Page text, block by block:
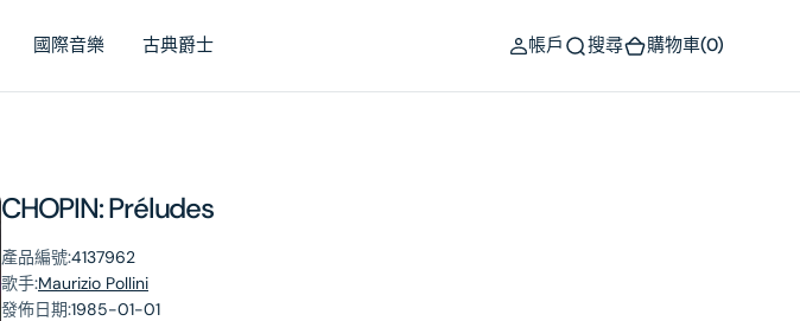
國際音樂 古典爵士 帳戶 搜尋 購物車(0)
CHOPIN: Préludes
產品編號:4137962
歌手:Maurizio Pollini
發佈日期:1985-01-01